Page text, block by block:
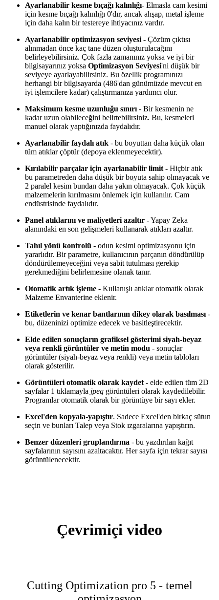
Ayarlanabilir kesme bıçağı kalınlığı- Elmasla cam kesimi
için kesme bıçağı kalınlığı 0'dır, ancak ahşap, metal işleme
için daha kalın bir testereye ihtiyacınız vardır.
Ayarlanabilir optimizasyon seviyesi - Çözüm çıktısı
alınmadan önce kaç tane düzen oluşturulacağını
belirleyebilirsiniz. Çok fazla zamanınız yoksa ve iyi bir
bilgisayarınız yoksa Optimizasyon Seviyesi'ni düşük bir
seviyeye ayarlayabilirsiniz. Bu özellik programınızı
herhangi bir bilgisayarda (486'dan günümüzde mevcut en
iyi işlemcilere kadar) çalıştırmanıza yardımcı olur.
Maksimum kesme uzunluğu sınırı - Bir kesmenin ne
kadar uzun olabileceğini belirtebilirsiniz. Bu, kesmeleri
manuel olarak yaptığınızda faydalıdır.
Ayarlanabilir faydalı atık - bu boyuttan daha küçük olan
tüm atıklar çöptür (depoya eklenmeyecektir).
Kırılabilir parçalar için ayarlanabilir limit - Hiçbir atık
bu parametreden daha düşük bir boyuta sahip olmayacak ve
2 paralel kesim bundan daha yakın olmayacak. Çok küçük
malzemelerin kırılmasını önlemek için kullanılır. Cam
endüstrisinde faydalıdır.
Panel atıklarını ve maliyetleri azaltır - Yapay Zeka
alanındaki en son gelişmeleri kullanarak atıkları azaltır.
Tahıl yönü kontrolü - odun kesimi optimizasyonu için
yararlıdır. Bir parametre, kullanıcının parçanın döndürülüp
döndürülemeyeceğini veya sabit tutulması gerekip
gerekmediğini belirlemesine olanak tanır.
Otomatik artık işleme - Kullanışlı atıklar otomatik olarak
Malzeme Envanterine eklenir.
Etiketlerin ve kenar bantlarının dikey olarak basılması -
bu, düzeninizi optimize edecek ve basitleştirecektir.
Elde edilen sonuçların grafiksel gösterimi siyah-beyaz
veya renkli görüntüler ve metin modu - sonuçlar
görüntüler (siyah-beyaz veya renkli) veya metin tabloları
olarak gösterilir.
Görüntüleri otomatik olarak kaydet - elde edilen tüm 2D
sayfalar 1 tıklamayla jpeg görüntüleri olarak kaydedilebilir.
Programlar otomatik olarak bir görüntüye bir sayı ekler.
Excel'den kopyala-yapıştır. Sadece Excel'den birkaç sütun
seçin ve bunları Talep veya Stok ızgaralarına yapıştırın.
Benzer düzenleri gruplandırma - bu yazdırılan kağıt
sayfalarının sayısını azaltacaktır. Her sayfa için tekrar sayısı
görüntülenecektir.
Çevrimiçi video
Cutting Optimization pro 5 - temel